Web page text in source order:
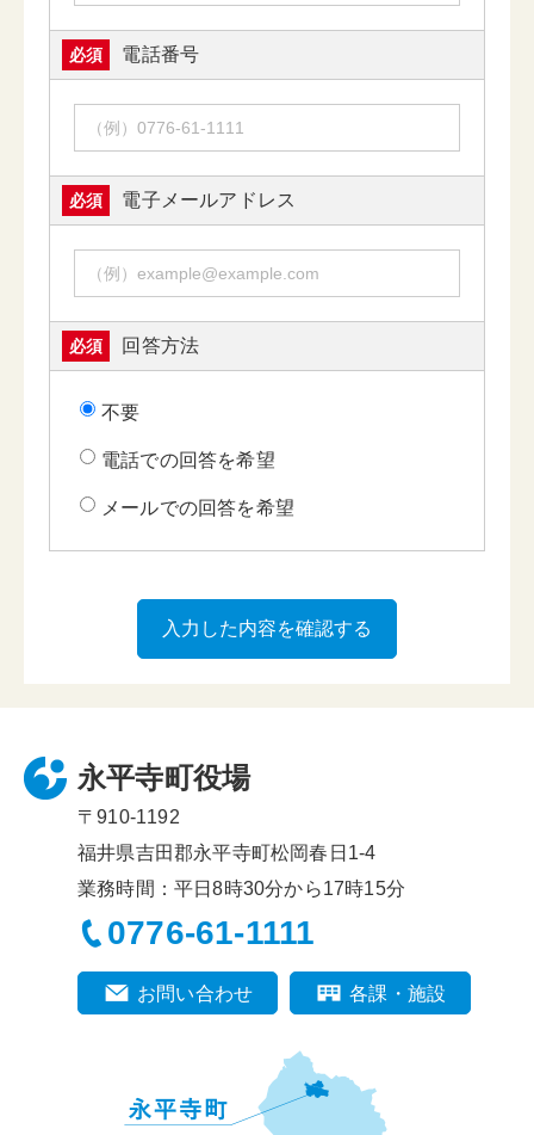
必須 電話番号
必須 電子メールアドレス
必須 回答方法
不要
電話での回答を希望
メールでの回答を希望
永平寺町役場
〒910-1192
福井県吉田郡永平寺町松岡春日1-4
業務時間：平日8時30分から17時15分
0776-61-1111
お問い合わせ 各課・施設